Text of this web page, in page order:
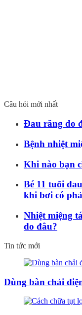
Câu hỏi mới nhất
Đau răng do
Bệnh nhiệt
Khi nào bạn
Bé 11 tuổi
khi bơi có
Nhiệt miệng
do đâu?
Tin tức mới
Dùng bàn chải